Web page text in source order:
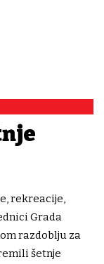
rekreacije,
Grada
razdoblju za
šetnje